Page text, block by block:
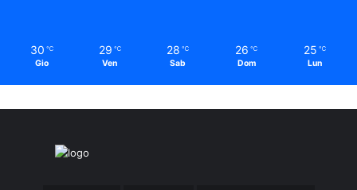
30 ℃
Gio
29 ℃
Ven
28 ℃
Sab
26 ℃
Dom
25 ℃
Lun